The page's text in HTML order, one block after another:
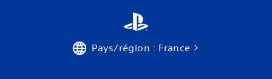
Pays/région : France